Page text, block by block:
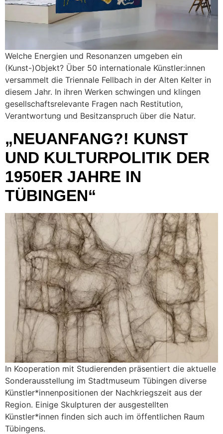
Welche Energien und Resonanzen umgeben ein
(Kunst-)Objekt? Über 50 internationale Künstler:innen
versammelt die Triennale Fellbach in der Alten Kelter in
diesem Jahr. In ihren Werken schwingen und klingen
gesellschaftsrelevante Fragen nach Restitution,
Verantwortung und Besitzanspruch über die Natur.
„NEUANFANG?! KUNST
UND KULTURPOLITIK DER
1950ER JAHRE IN
TÜBINGEN“
In Kooperation mit Studierenden präsentiert die aktuelle
Sonderausstellung im Stadtmuseum Tübingen diverse
Künstler*innenpositionen der Nachkriegszeit aus der
Region. Einige Skulpturen der ausgestellten
Künstler*innen finden sich auch im öffentlichen Raum
Tübingens.